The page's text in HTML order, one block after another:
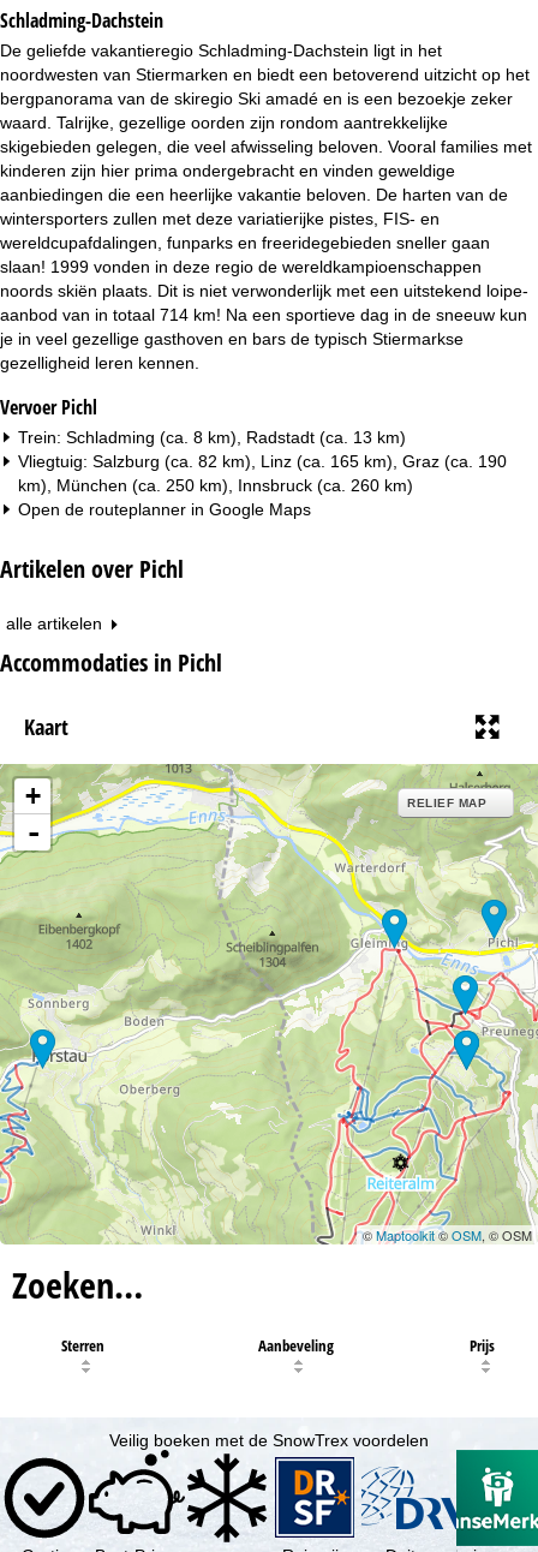
a
Schladming-Dachstein
De geliefde vakantieregio Schladming-Dachstein ligt in het
noordwesten van Stiermarken en biedt een betoverend uitzicht op het
bergpanorama van de skiregio Ski amadé en is een bezoekje zeker
waard. Talrijke, gezellige oorden zijn rondom aantrekkelijke
skigebieden gelegen, die veel afwisseling beloven. Vooral families met
kinderen zijn hier prima ondergebracht en vinden geweldige
aanbiedingen die een heerlijke vakantie beloven. De harten van de
wintersporters zullen met deze variatierijke pistes, FIS- en
wereldcupafdalingen, funparks en freeridegebieden sneller gaan
slaan! 1999 vonden in deze regio de wereldkampioenschappen
noords skiën plaats. Dit is niet verwonderlijk met een uitstekend loipe-
aanbod van in totaal 714 km! Na een sportieve dag in de sneeuw kun
je in veel gezellige gasthoven en bars de typisch Stiermarkse
gezelligheid leren kennen.
Vervoer Pichl
Trein: Schladming (ca. 8 km), Radstadt (ca. 13 km)
Vliegtuig: Salzburg (ca. 82 km), Linz (ca. 165 km), Graz (ca. 190
km), München (ca. 250 km), Innsbruck (ca. 260 km)
Open de routeplanner in Google Maps
Artikelen over Pichl
alle artikelen
Accommodaties in Pichl
Kaart
+
-
RELIEF MAP
©Maptoolkit©OSM, © OSM
Zoeken…
Sterren Aanbeveling Prijs
Veilig boeken met de SnowTrex voordelen